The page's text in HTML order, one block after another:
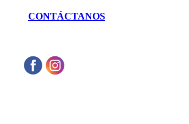
CONTÁCTANOS